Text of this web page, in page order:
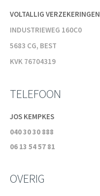
VOLTALLIG VERZEKERINGEN
INDUSTRIEWEG 160C0
5683 CG, BEST
KVK 76704319
TELEFOON
JOS KEMPKES
040 30 30 888
06 13 54 57 81
OVERIG